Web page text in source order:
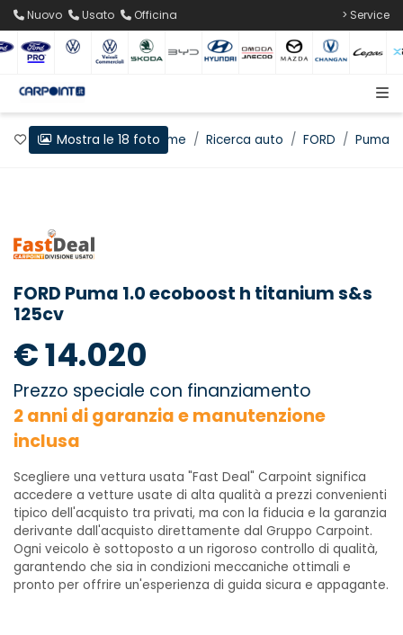
Nuovo Usato Officina > Service
Preferiti Home Ricerca auto FORD Puma
Mostra le 18 foto
FORD Puma 1.0 ecoboost h titanium s&s
125cv
€ 14.020
Prezzo speciale con finanziamento
2 anni di garanzia e manutenzione
inclusa
Scegliere una vettura usata "Fast Deal" Carpoint significa
accedere a vetture usate di alta qualità a prezzi convenienti
tipico dell'acquisto tra privati, ma con la fiducia e la garanzia
derivante dall'acquisto direttamente dal Gruppo Carpoint.
Ogni veicolo è sottoposto a un rigoroso controllo di qualità,
garantendo che sia in condizioni meccaniche ottimali e
pronto per offrire un'esperienza di guida sicura e appagante.